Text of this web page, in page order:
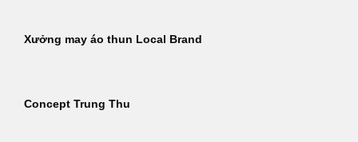
Xưởng may áo thun Local Brand
Concept Trung Thu